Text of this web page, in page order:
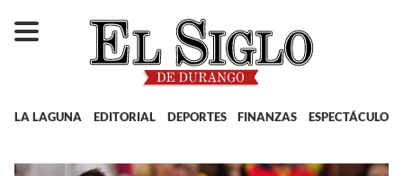
LA LAGUNA EDITORIAL DEPORTES FINANZAS ESPECTÁCULOS